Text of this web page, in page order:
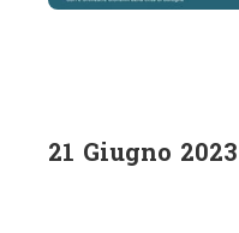
21 Giugno 2023